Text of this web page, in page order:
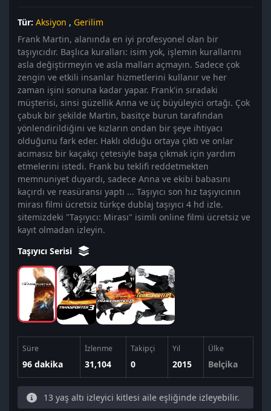
Tür: Aksiyon , Gerilim
Frank Martin, alanında en iyi profesyonel olan bir
taşıyıcıdır. Başlıca kuralları: isim yok, işlemin kurallarını
asla değiştirmeyin ve asla malları açmayın. Sadece çok
zengin ve etkili insanlar hizmetlerini kullanır ve her
zaman işini sonuna kadar yapar. Frank'in sıradaki
müşterisi, sinsi güzellik Anna ve üç büyüleyici ortağı. Çok
çabuk bir şekilde Martin, basitçe burun tarafından
yönlendirildiğini ve kızların ondan bir şeye ihtiyacı
olduğunu fark eder. Haklı olduğu ortaya çıktı ve onlar
acımasız bir kaçakçı çetesiyle başa çıkmak için yardım
etmelerini istedi. Frank bu teklifi reddetmekten
memnuniyet duyardı, sadece Anna ve ekibi babasını
kaçırdı ve reasüransı yaptı ... Taşıyıcı son hız taşıyıcının
mirası filmi ücretsiz türkçe dublaj taşıyıcı 4 hd izle.
sitemizdeki "Taşıyıcı: Mirası" isimli online filmi ücretsiz ve
kayıt olmadan izleyin.
Taşıyıcı Serisi
Süre
96 dakika
İzlenme
31,104
Takipçi
0
Yıl
2015
Ülke
Belçika
13 yaş altı izleyici kitlesi aile eşliğinde izleyebilir.